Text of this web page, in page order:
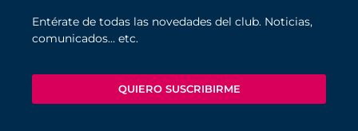
Entérate de todas las novedades del club. Noticias,
comunicados… etc.
QUIERO SUSCRIBIRME